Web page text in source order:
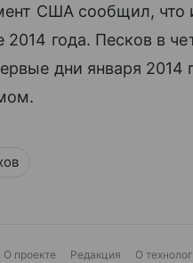
США сообщил, что
года. Песков в
дни января 2014
О проекте Редакция О